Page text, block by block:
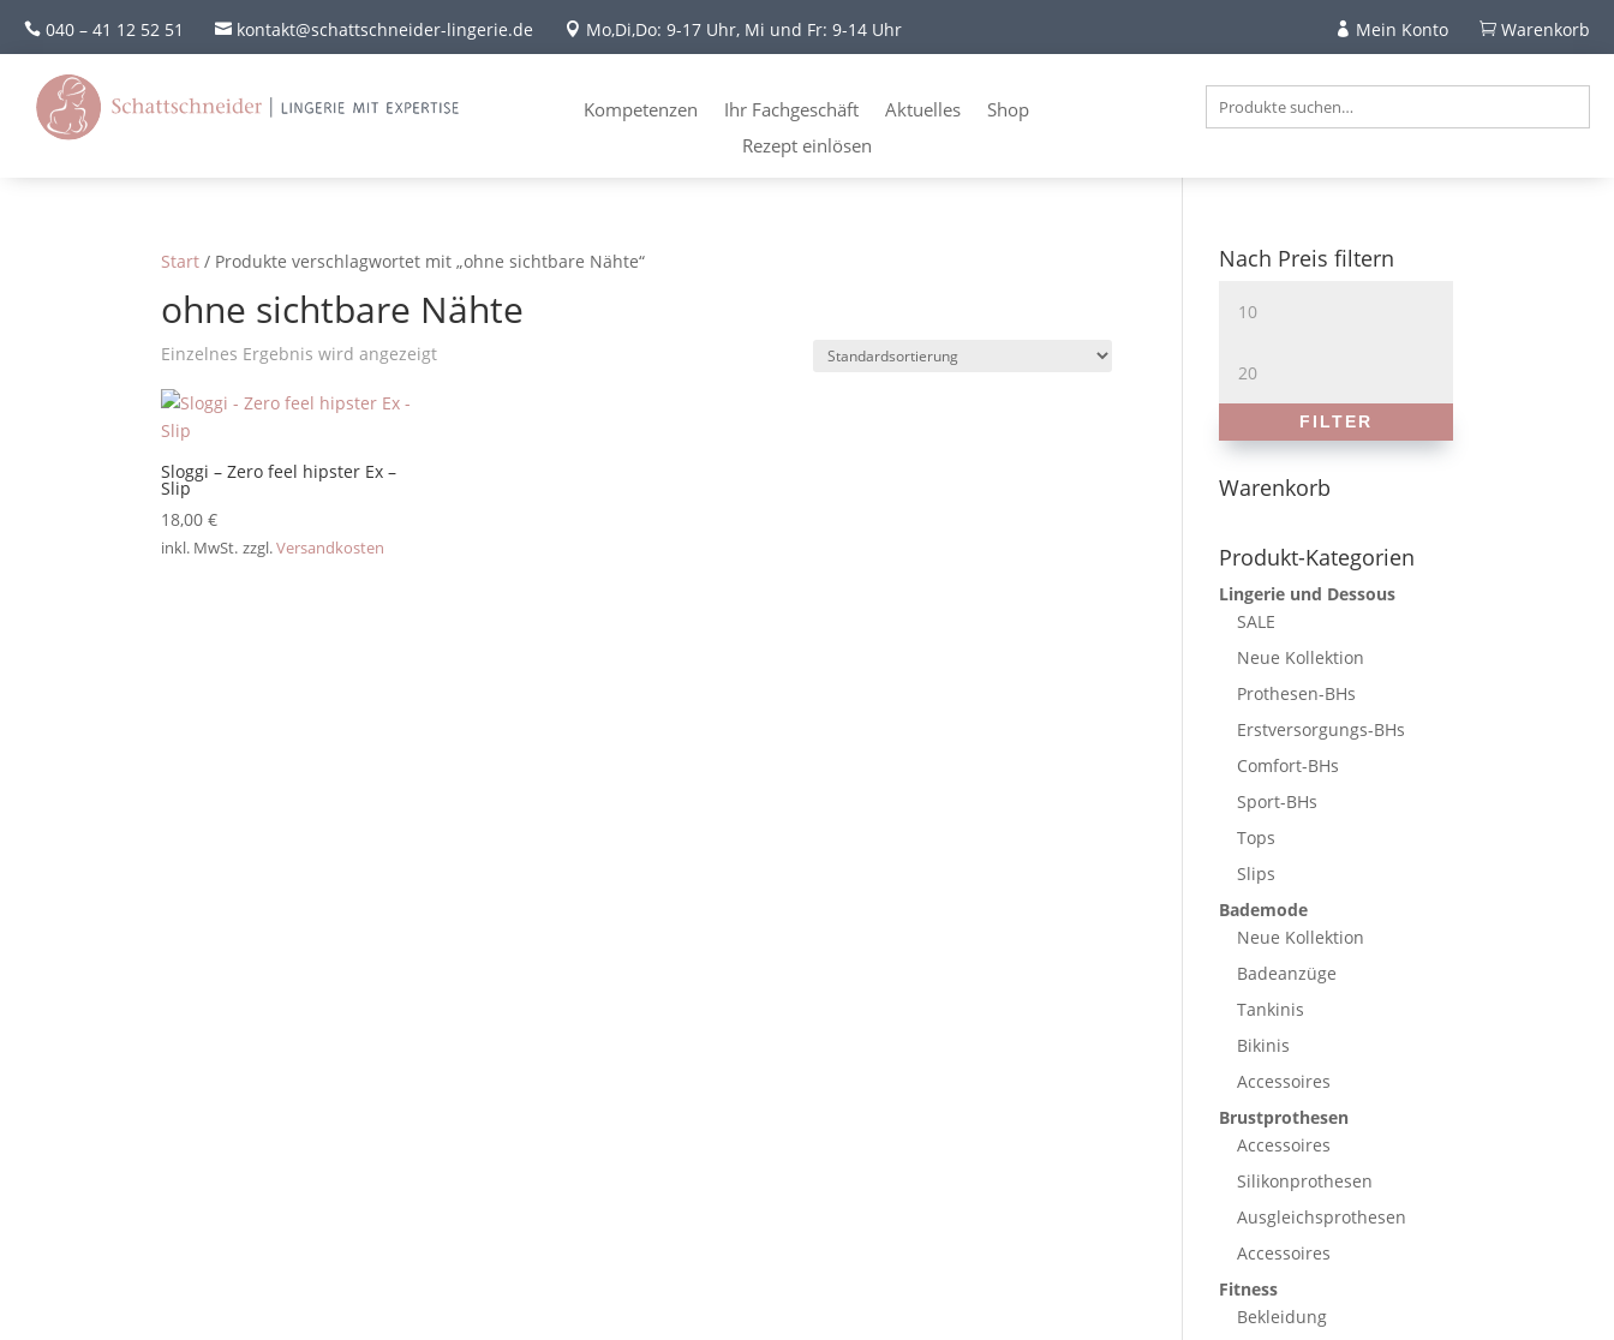
 040 – 41 12 52 51  kontakt@schattschneider-lingerie.de  Mo,Di,Do: 9-17 Uhr, Mi und Fr: 9-14 Uhr  Mein Konto  Warenkorb
Kompetenzen Ihr Fachgeschäft Aktuelles
Shop
Rezept einlösen
Start / Produkte verschlagwortet mit „ohne sichtbare Nähte“
ohne sichtbare Nähte
Einzelnes Ergebnis wird angezeigt
Sloggi – Zero feel hipster Ex –
Slip
18,00€
inkl. MwSt. zzgl.Versandkosten
Nach Preis filtern
FILTER
Warenkorb
Produkt-Kategorien
Lingerie und Dessous
SALE
Neue Kollektion
Prothesen-BHs
Erstversorgungs-BHs
Comfort-BHs
Sport-BHs
Tops
Slips
Bademode
Neue Kollektion
Badeanzüge
Tankinis
Bikinis
Accessoires
Brustprothesen
Accessoires
Silikonprothesen
Ausgleichsprothesen
Accessoires
Fitness
Bekleidung